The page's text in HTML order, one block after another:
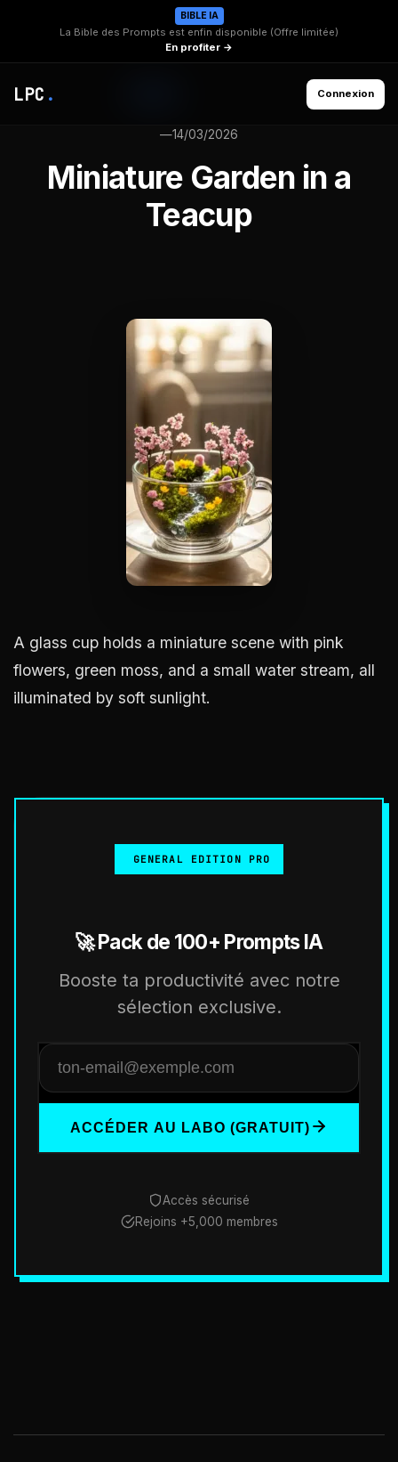
BIBLE IA
La Bible des Prompts est enfin disponible (Offre limitée)
En profiter →
LPC . Connexion
—14/03/2026
Miniature Garden in a
Teacup
A glass cup holds a miniature scene with pink
flowers, green moss, and a small water stream, all
illuminated by soft sunlight.
GENERAL EDITION PRO
🚀 Pack de 100+ Prompts IA
Booste ta productivité avec notre
sélection exclusive.
ACCÉDER AU LABO (GRATUIT)
Accès sécurisé
Rejoins +5,000 membres